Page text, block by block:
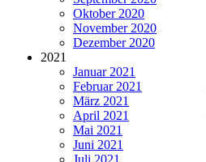
Oktober 2020
November 2020
Dezember 2020
2021
Januar 2021
Februar 2021
März 2021
April 2021
Mai 2021
Juni 2021
Juli 2021